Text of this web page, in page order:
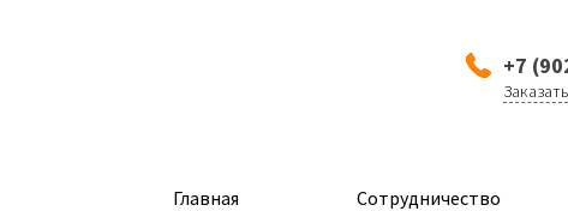
+7
Главная Сотрудничество